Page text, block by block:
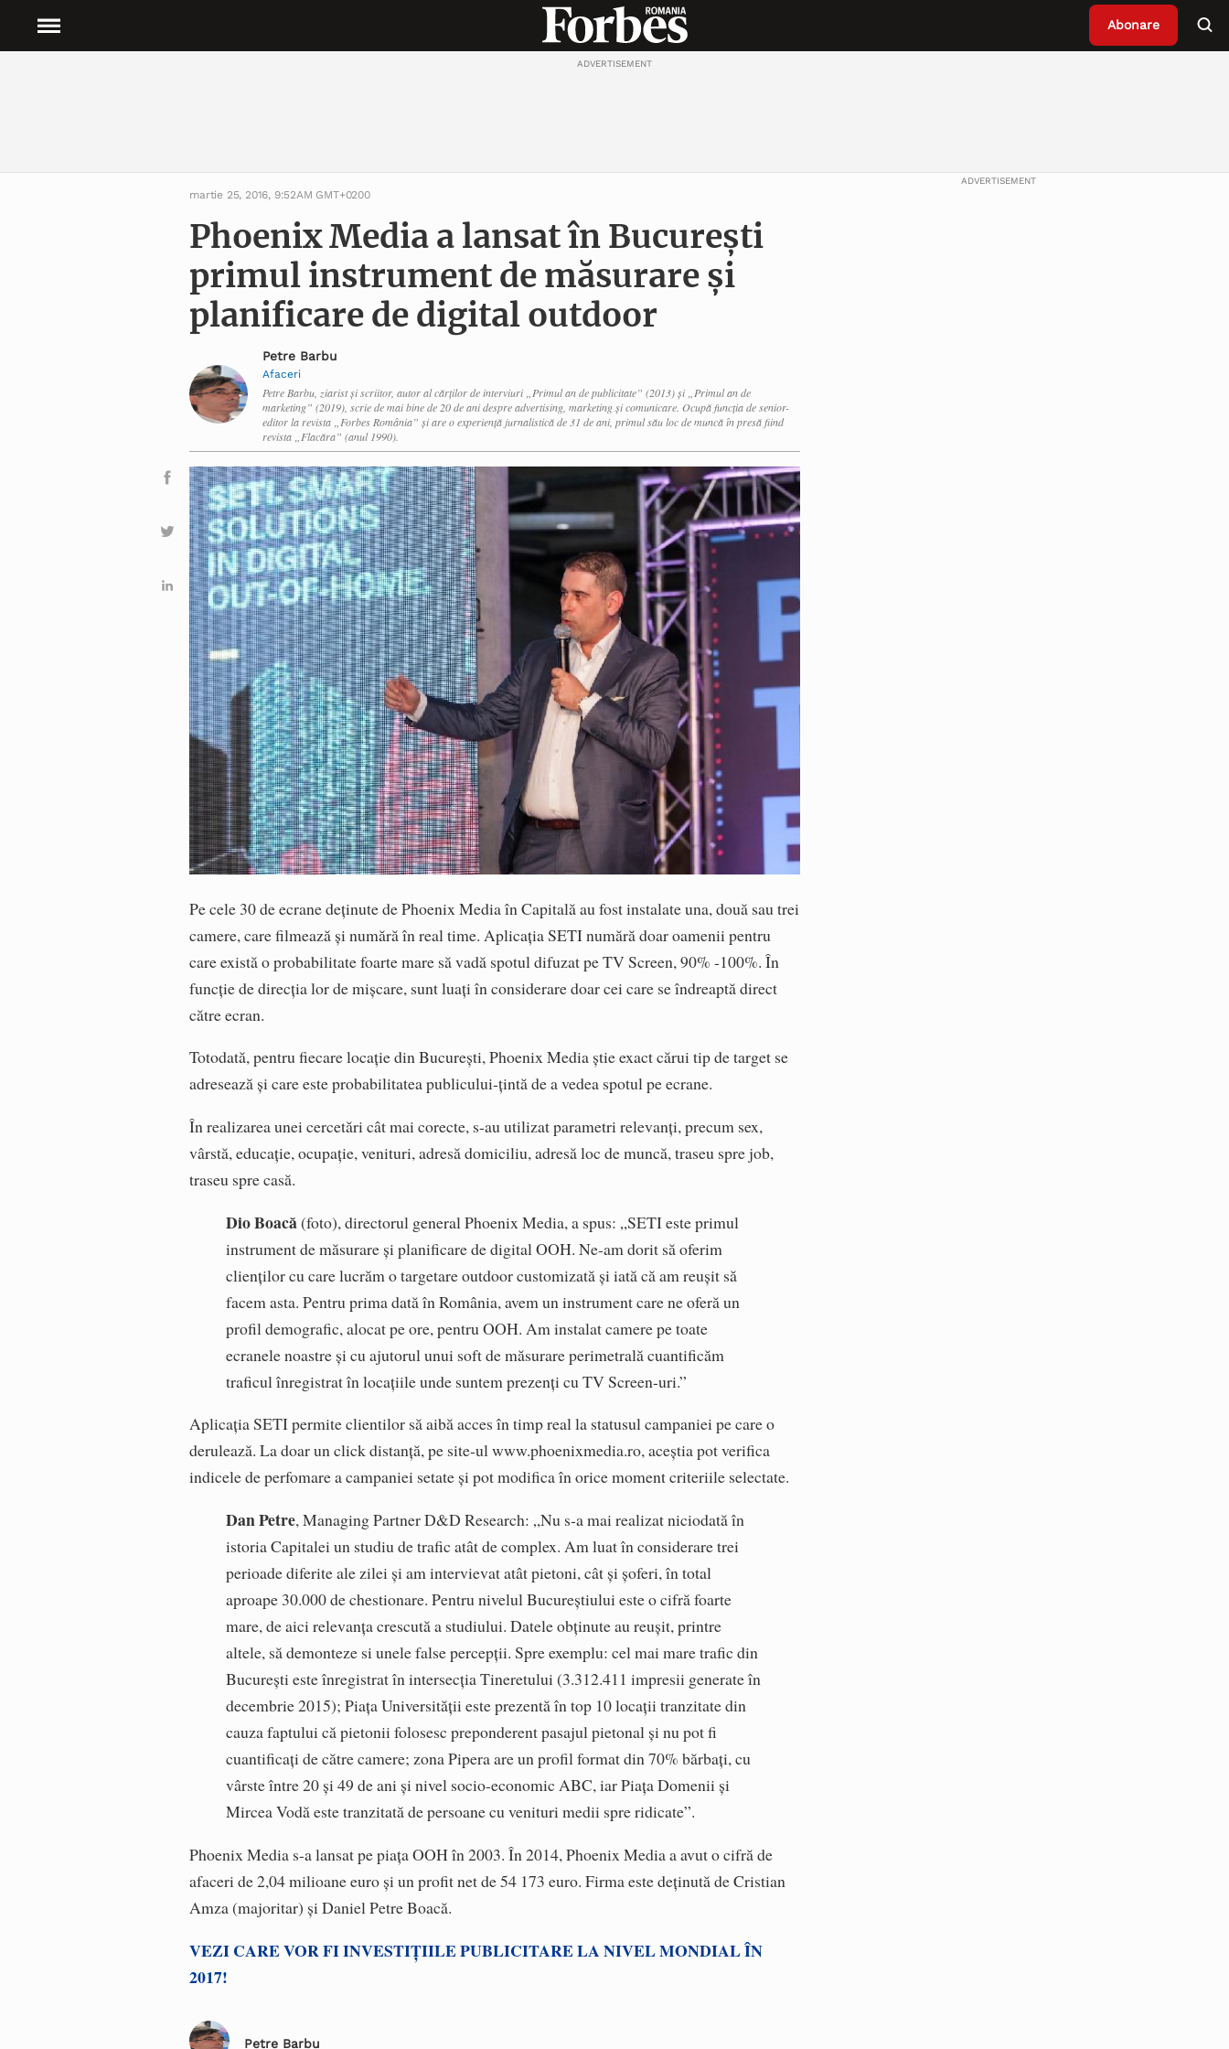
Abonare
ADVERTISEMENT
martie 25, 2016, 9:52AM GMT+0200
Phoenix Media a lansat în București
primul instrument de măsurare și
planificare de digital outdoor
Petre Barbu
Afaceri
Petre Barbu, ziarist și scriitor, autor al cărților de interviuri „Primul an de publicitate” (2013) și „Primul an de
marketing” (2019), scrie de mai bine de 20 de ani despre advertising, marketing și comunicare. Ocupă funcția de senior-
editor la revista „Forbes România” și are o experiență jurnalistică de 31 de ani, primul său loc de muncă în presă fiind
revista „Flacăra” (anul 1990).
Pe cele 30 de ecrane deținute de Phoenix Media în Capitală au fost instalate una, două sau trei
camere, care filmează și numără în real time. Aplicația SETI numără doar oamenii pentru
care există o probabilitate foarte mare să vadă spotul difuzat pe TV Screen, 90% -100%. În
funcție de direcția lor de mișcare, sunt luați în considerare doar cei care se îndreaptă direct
către ecran.
Totodată, pentru fiecare locație din București, Phoenix Media știe exact cărui tip de target se
adresează și care este probabilitatea publicului-țintă de a vedea spotul pe ecrane.
În realizarea unei cercetări cât mai corecte, s-au utilizat parametri relevanți, precum sex,
vârstă, educație, ocupație, venituri, adresă domiciliu, adresă loc de muncă, traseu spre job,
traseu spre casă.
Dio Boacă(foto), directorul general Phoenix Media, a spus: „SETI este primul
instrument de măsurare și planificare de digital OOH. Ne-am dorit să oferim
clienților cu care lucrăm o targetare outdoor customizată și iată că am reușit să
facem asta. Pentru prima dată în România, avem un instrument care ne oferă un
profil demografic, alocat pe ore, pentru OOH. Am instalat camere pe toate
ecranele noastre și cu ajutorul unui soft de măsurare perimetrală cuantificăm
traficul înregistrat în locațiile unde suntem prezenți cu TV Screen-uri.”
Aplicația SETI permite clientilor să aibă acces în timp real la statusul campaniei pe care o
derulează. La doar un click distanță, pe site-ul www.phoenixmedia.ro, aceștia pot verifica
indicele de perfomare a campaniei setate și pot modifica în orice moment criteriile selectate.
Dan Petre, Managing Partner D&D Research: „Nu s-a mai realizat niciodată în
istoria Capitalei un studiu de trafic atât de complex. Am luat în considerare trei
perioade diferite ale zilei și am intervievat atât pietoni, cât și șoferi, în total
aproape 30.000 de chestionare. Pentru nivelul Bucureștiului este o cifră foarte
mare, de aici relevanța crescută a studiului. Datele obținute au reușit, printre
altele, să demonteze si unele false percepții. Spre exemplu: cel mai mare trafic din
București este înregistrat în intersecția Tineretului (3.312.411 impresii generate în
decembrie 2015); Piața Universității este prezentă în top 10 locații tranzitate din
cauza faptului că pietonii folosesc preponderent pasajul pietonal și nu pot fi
cuantificați de către camere; zona Pipera are un profil format din 70% bărbați, cu
vârste între 20 și 49 de ani și nivel socio-economic ABC, iar Piața Domenii și
Mircea Vodă este tranzitată de persoane cu venituri medii spre ridicate”.
Phoenix Media s-a lansat pe piața OOH în 2003. În 2014, Phoenix Media a avut o cifră de
afaceri de 2,04 milioane euro și un profit net de 54 173 euro. Firma este deținută de Cristian
Amza (majoritar) și Daniel Petre Boacă.
VEZI CARE VOR FI INVESTIȚIILE PUBLICITARE LA NIVEL MONDIAL ÎN
2017!
Petre Barbu